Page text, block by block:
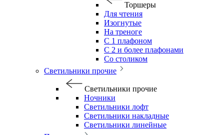
Торшеры
Для чтения
Изогнутые
На треноге
С 1 плафоном
С 2 и более плафонами
Со столиком
Светильники прочие
Светильники прочие
Ночники
Светильники лофт
Светильники накладные
Светильники линейные